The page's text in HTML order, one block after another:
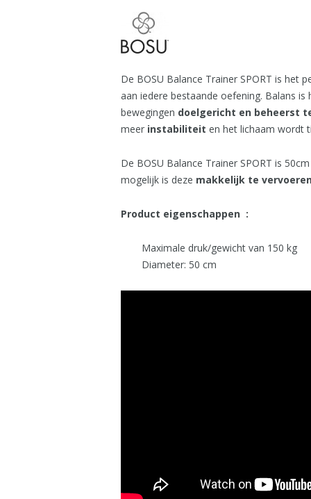
De BOSU Balance Trainer SPORT is het
aan iedere bestaande oefening. Balans
bewegingen doelgericht en beheerst
meer instabiliteit en het lichaam wordt
De BOSU Balance Trainer SPORT is
mogelijk is deze makkelijk te
Product eigenschappen :
Maximale druk/gewicht van 150 kg
Diameter: 50 cm